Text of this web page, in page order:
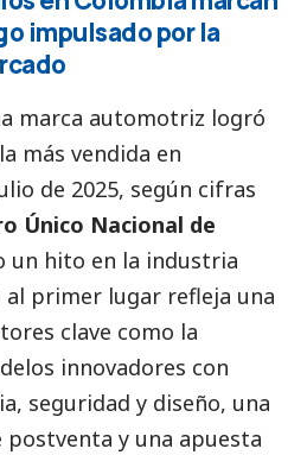
impulsado por la
marca automotriz logró
más vendida en
de 2025, según cifras
Único Nacional de
un hito en la industria
al primer lugar refleja una
clave como la
innovadores con
seguridad y diseño, una
y una apuesta